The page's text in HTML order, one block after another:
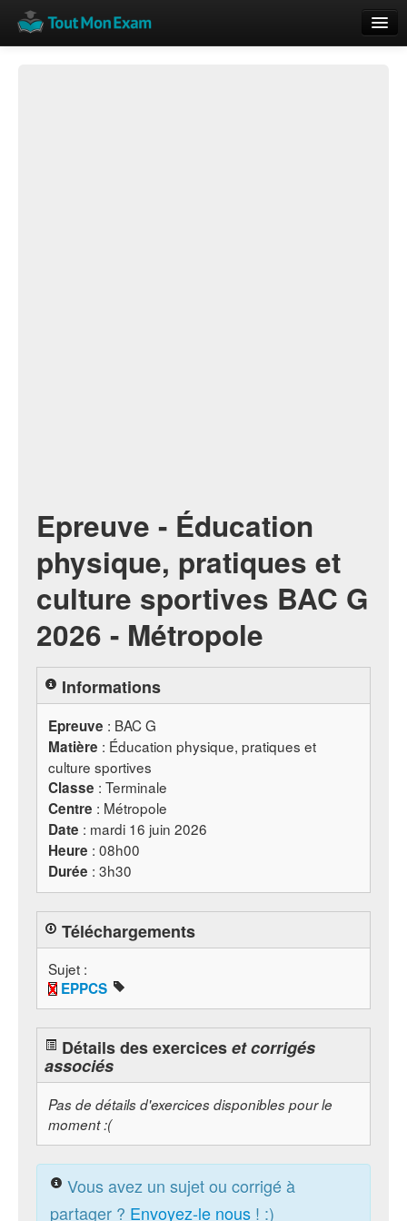
Epreuve - Éducation
physique, pratiques et
culture sportives BAC G
2026 - Métropole
Informations
Epreuve : BACG
Matière : Éducation physique, pratiques et
culture sportives
Classe : Terminale
Centre : Métropole
Date : mardi 16 juin 2026
Heure : 08h00
Durée : 3h30
Téléchargements
Sujet :
EPPCS
Détails des exerciceset corrigés
associés
Pas de détails d'exercices disponibles pour le
moment :(
Vous avez un sujet ou corrigé à
partager ? Envoyez-le nous ! :)